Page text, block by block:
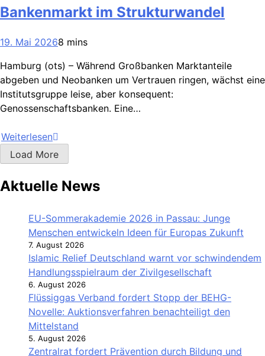
Bankenmarkt im Strukturwandel
19. Mai 20268 mins
Hamburg (ots) – Während Großbanken Marktanteile
abgeben und Neobanken um Vertrauen ringen, wächst eine
Institutsgruppe leise, aber konsequent:
Genossenschaftsbanken. Eine…
Weiterlesen
Load More
Aktuelle News
EU-Sommerakademie 2026 in Passau: Junge
Menschen entwickeln Ideen für Europas Zukunft
7. August 2026
Islamic Relief Deutschland warnt vor schwindendem
Handlungsspielraum der Zivilgesellschaft
6. August 2026
Flüssiggas Verband fordert Stopp der BEHG-
Novelle: Auktionsverfahren benachteiligt den
Mittelstand
5. August 2026
Zentralrat fordert Prävention durch Bildung und